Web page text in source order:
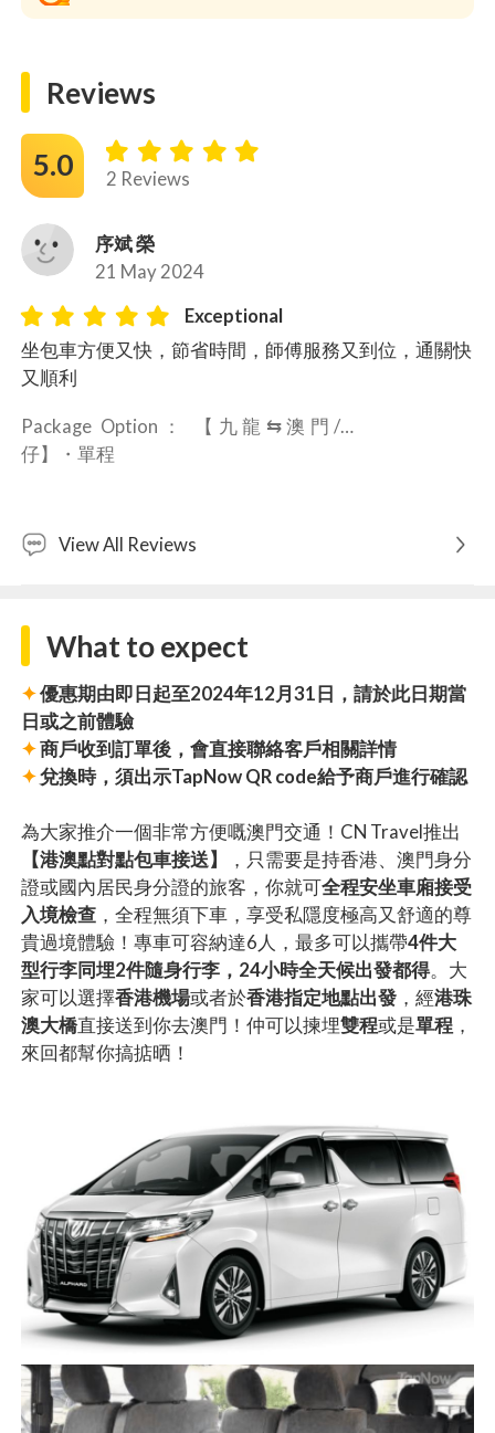
Reviews
5.0 2 Reviews
序斌 榮
21 May 2024
Exceptional
坐包車方便又快，節省時間，師傅服務又到位，通關快
又順利
Package Option：
【九龍⇆澳門/氹
仔】・單程
View All Reviews
What to expect
✦優惠期由即日起至2024年12月31日，請於此日期當
日或之前體驗
✦商戶收到訂單後，會直接聯絡客戶相關詳情
✦兌換時，須出示TapNow QR code給予商戶進行確認
為大家推介一個非常方便嘅澳門交通！CN Travel推出
【港澳點對點包車接送】
，只需要是持香港、澳門身分
證或國內居民身分證的旅客，你就可全程安坐車廂接受
入境檢查 ，全程無須下車，享受私隱度極高又舒適的尊
貴過境體驗！專車可容納達6人，最多可以攜帶4件大
型行李同埋2件隨身行李，24小時全天候出發都得。大
家可以選擇香港機場或者於香港指定地點出發 ，經港珠
澳大橋直接送到你去澳門！仲可以揀埋雙程或是單程 ，
來回都幫你搞掂晒！